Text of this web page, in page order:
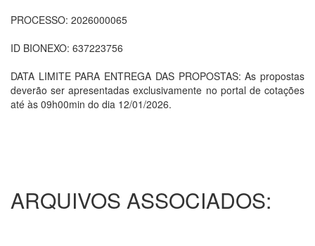
PROCESSO: 2026000065
ID BIONEXO: 637223756
DATA LIMITE PARA ENTREGA DAS PROPOSTAS: As propostas
deverão ser apresentadas exclusivamente no portal de cotações
até às 09h00min do dia 12/01/2026.
ARQUIVOS ASSOCIADOS: